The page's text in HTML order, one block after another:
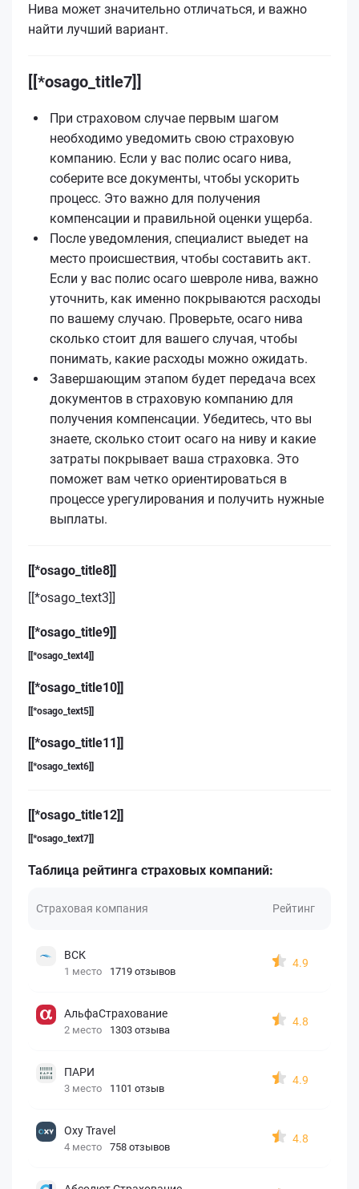
Нива может значительно отличаться, и важно
найти лучший вариант.
[[*osago_title7]]
При страховом случае первым шагом
необходимо уведомить свою страховую
компанию. Если у вас полис осаго нива,
соберите все документы, чтобы ускорить
процесс. Это важно для получения
компенсации и правильной оценки ущерба.
После уведомления, специалист выедет на
место происшествия, чтобы составить акт.
Если у вас полис осаго шевроле нива, важно
уточнить, как именно покрываются расходы
по вашему случаю. Проверьте, осаго нива
сколько стоит для вашего случая, чтобы
понимать, какие расходы можно ожидать.
Завершающим этапом будет передача всех
документов в страховую компанию для
получения компенсации. Убедитесь, что вы
знаете, сколько стоит осаго на ниву и какие
затраты покрывает ваша страховка. Это
поможет вам четко ориентироваться в
процессе урегулирования и получить нужные
выплаты.
[[*osago_title8]]
[[*osago_text3]]
[[*osago_title9]]
[[*osago_text4]]
[[*osago_title10]]
[[*osago_text5]]
[[*osago_title11]]
[[*osago_text6]]
[[*osago_title12]]
[[*osago_text7]]
Таблица рейтинга страховых компаний:
Страховая компания Рейтинг
ВСК
1 место 1719 отзывов
4.9
АльфаСтрахование
2 место 1303 отзыва
4.8
ПАРИ
3 место 1101 отзыв
4.9
Oxy Travel
4 место 758 отзывов
4.8